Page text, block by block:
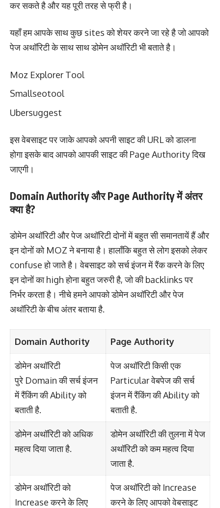
कर सकते है और यह पूरी तरह से फ्री है।
यहाँ हम आपके साथ कुछ sites को शेयर करने जा रहे है जो आपको
पेज अथॉरिटी के साथ साथ डोमेन अथॉरिटी भी बताते है।
Moz Explorer Tool
Smallseotool
Ubersuggest
इस वेबसाइट पर जाके आपको अपनी साइट की URL को डालना
होगा इसके बाद आपको आपकी साइट की Page Authority दिख
जाएगी।
Domain Authority और Page Authority में अंतर
क्या है?
डोमेन अथॉरिटी और पेज अथॉरिटी दोनों में बहुत सी समानतायें हैं और
इन दोनों को MOZ ने बनाया है। हालाँकि बहुत से लोग इसको लेकर
confuse हो जाते है। वेबसाइट को सर्च इंजन में रैंक करने के लिए
इन दोनों का high होना बहुत जरुरी है, जो की backlinks पर
निर्भर करता है। नीचे हमने आपको डोमेन अथॉरिटी और पेज
अथॉरिटी के बीच अंतर बताया है.
Domain Authority Page Authority
डोमेन अथॉरिटी
पुरे Domain की सर्च इंजन
में रैंकिंग की Ability को
बताती है.
पेज अथॉरिटी किसी एक
Particular वेबपेज की सर्च
इंजन में रैंकिंग की Ability को
बताती है.
डोमेन अथॉरिटी को अधिक
महत्व दिया जाता है.
डोमेन अथॉरिटी की तुलना में पेज
अथॉरिटी को कम महत्व दिया
जाता है.
डोमेन अथॉरिटी को
Increase करने के लिए
पेज अथॉरिटी को Increase
करने के लिए आपको वेबसाइट